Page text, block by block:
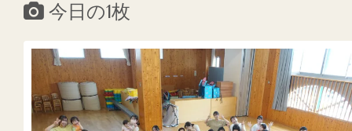
今日の1枚